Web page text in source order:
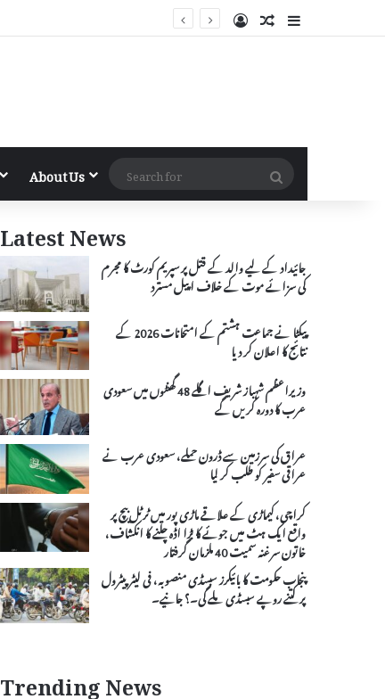
Log InRandom Article
Sidebar
About Us
Search
for
Latest News
جائیداد کے لیے والد کے قتل پر سپریم کورٹ کا مجرم
کی سزائے موت کے خلاف اپیل مسترد
پیکٹا نے جماعت ہشتم کے امتحانات 2026 کے
نتائج کا اعلان کر دیا
وزیراعظم شہباز شریف اگلے 48 گھنٹوں میں سعودی
عرب کا دورہ کریں گے
عراق کی سرزمین سے ڈرون حملے، سعودی عرب نے
عراقی سفیر کو طلب کر لیا
کراچی، کیماڑی کے علاقے ماڑی پور میں ٹرٹل بیچ پر
واقع ایک ہٹ میں جوئے کا بڑا اڈہ چلنے کا انکشاف،
خاتون سرغنہ سمیت 40 ملزمان گرفتار
پنجاب حکومت کا بائیکرز سبسڈی منصوبہ، فی لیٹر پیٹرول
پر کتنے روپے سبسڈی ملے گی۔؟ جانیے۔
Trending News